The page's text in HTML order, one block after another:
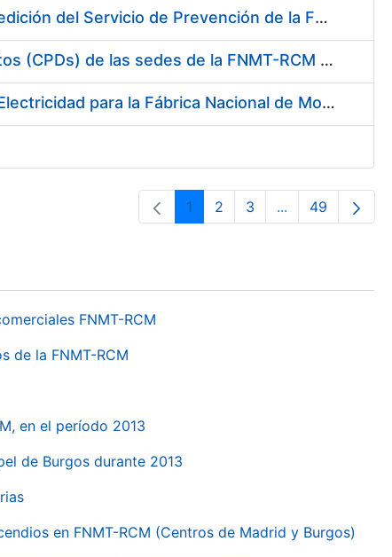
Servicio de Calibración y Verificación Externa de los Equipos de Medición del Servicio de Prevención de la FNMT-RCM
Conexión mediante Fibra Óptica de los Centros de Proceso de Datos (CPDs) de las sedes de la FNMT-RCM de Burgos y Madrid
Contratación de acuerdo marco para el Suministro de Material de Electricidad para la Fábrica Nacional de Moneda y Timbre-Real Casa de la Moneda en su centro de trabajo de Burgos
Pàgina
1 Pàgina
2 Pàgina
3 ...PàginesPàgina
49
FNMT-RCM
de la FNMT-RCM
en el período 2013
de Burgos durante 2013
en FNMT-RCM (Centros de Madrid y Burgos)